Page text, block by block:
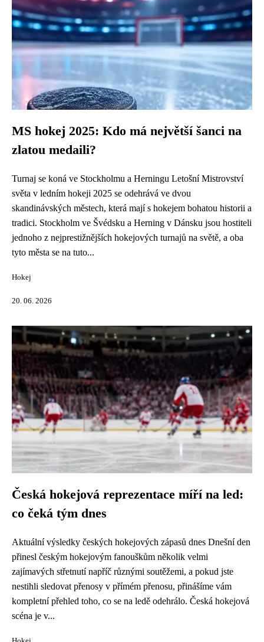
MS hokej 2025: Kdo má největší šanci na
zlatou medaili?
Turnaj se koná ve Stockholmu a Herningu Letošní Mistrovství
světa v ledním hokeji 2025 se odehrává ve dvou
skandinávských městech, která mají s hokejem bohatou historii a
tradici. Stockholm ve Švédsku a Herning v Dánsku jsou hostiteli
jednoho z nejprestižnějších hokejových turnajů na světě, a oba
tyto města se na tuto...
Hokej
20. 06. 2026
Česká hokejová reprezentace míří na led:
co čeká tým dnes
Aktuální výsledky českých hokejových zápasů dnes Dnešní den
přinesl českým hokejovým fanouškům několik velmi
zajímavých střetnutí napříč různými soutěžemi, a pokud jste
nestihli sledovat přenosy v přímém přenosu, přinášíme vám
kompletní přehled toho, co se na ledě odehrálo. Česká hokejová
scéna je v...